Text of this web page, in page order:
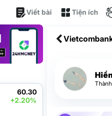
Viết bài Tiện ích
60.30
+2.20%